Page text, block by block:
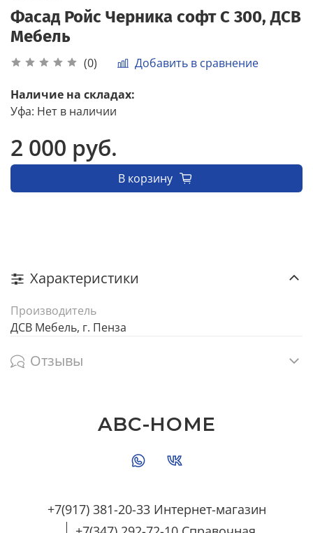
Фасад Ройс Черника софт С 300, ДСВ
Мебель
(0) Добавить в сравнение
Наличие на складах:
Уфа: Нет в наличии
2 000 руб.
В корзину
Характеристики
Производитель
ДСВ Мебель, г. Пенза
Отзывы
+7(917) 381-20-33 Интернет-магазин
ABC-HOME